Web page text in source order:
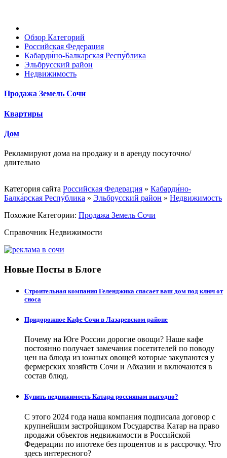
Обзор Категорий
Российская Федерация
Кабарди́но-Балка́рская Респу́блика
Эльбрусский район
Недвижимость
Продажа Земель Сочи
Квартиры
Дом
Рекламируют дома на продажу и в аренду посуточно/
длительно
Категория сайта Российская Федерация » Кабарди́но-
Балка́рская Респу́блика » Эльбрусский район » Недвижимость
Похожие Категории: Продажа Земель Сочи
Справочник Недвижимости
Новые Посты в Блоге
Строительная компания Геленджика спасает ваш дом под ключ от
сноса
Придорожное Кафе Сочи в Лазаревском районе
Почему на Юге России дорогие овощи? Наше кафе
постоянно получает замечания посетителей по поводу
цен на блюда из южных овощей которые закупаются у
фермерских хозяйств Сочи и Абхазии и включаются в
состав блюд.
Купить недвижимость Катара россиянам выгодно?
С этого 2024 года наша компания подписала договор с
крупнейшим застройщиком Государства Катар на право
продажи объектов недвижимости в Российской
Федерации по ипотеке без процентов и в рассрочку. Что
здесь интересного?